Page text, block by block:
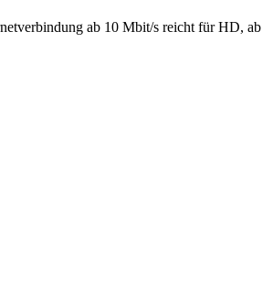
ab 10 Mbit/s reicht für HD, ab